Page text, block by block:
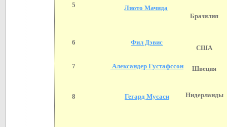
5
Лиото Мачида
Бразилия
6 Фил Дэвис
США
7 Александер Густафссон Швеция
8 Гегард Мусаси Нидерланды